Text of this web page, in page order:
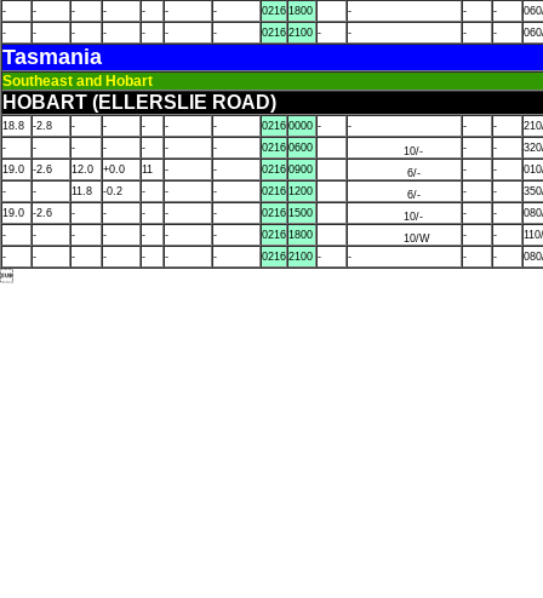
-
- - - - - - 0216 1800 - - -
-
- - - - - - 0216 2100 - - - -
Tasmania
Southeast and Hobart
HOBART (ELLERSLIE ROAD)
18.8 -2.8 - - - - - 0216 0000 - - - -
-
- - - - - - 0216 0600 10/- - -
19.0
-2.6 12.0 +0.0 11 - - 0216 0900 6/- - -
-
- 11.8 -0.2 - - - 0216 1200 6/- - -
19.0
-2.6 - - - - - 0216 1500 10/- - -
-
- - - - - - 0216 1800 10/W - -
-
- - - - - - 0216 2100 - - - -
